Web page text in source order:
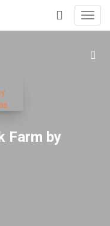
+
Farm by